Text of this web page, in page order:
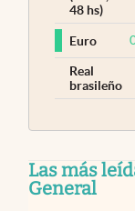
48 hs)
Euro
Real
brasileño
Las más
General